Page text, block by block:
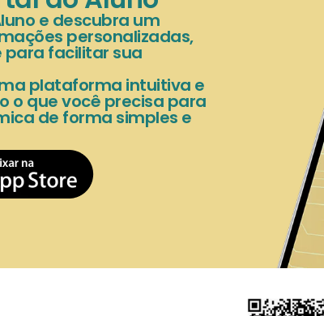
e descubra um
personalizadas,
facilitar sua
plataforma intuitiva e
o que você precisa para
de forma simples e